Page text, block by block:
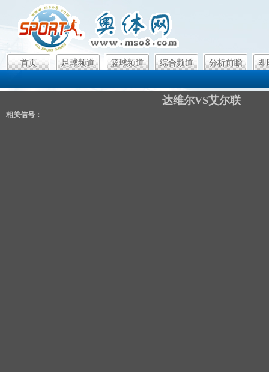
首页 足球频道 篮球频道 综合频道 分析前瞻 即
达维尔VS艾尔联
相关信号：